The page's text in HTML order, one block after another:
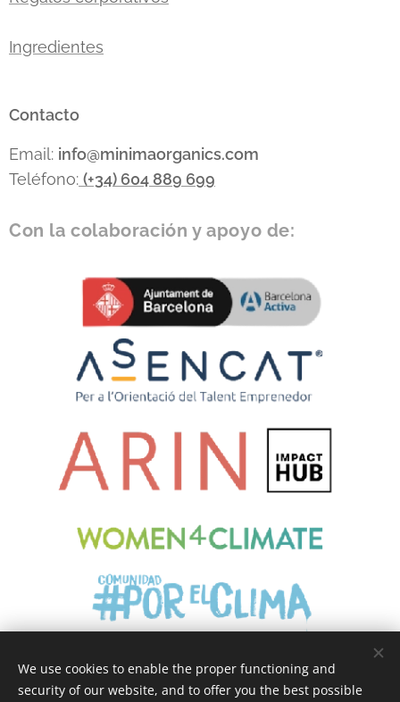
Ingredientes
Contacto
Email: info@minimaorganics.com
Teléfono: (+34) 604 889 699
Con la colaboración y apoyo de:
We use cookies to enable the proper functioning and
security of our website, and to offer you the best possible